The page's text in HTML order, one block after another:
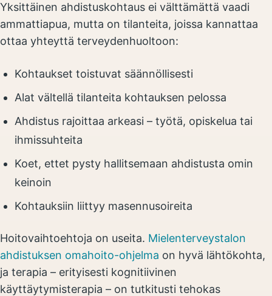
Yksittäinen ahdistuskohtaus ei välttämättä vaadi
ammattiapua, mutta on tilanteita, joissa kannattaa
ottaa yhteyttä terveydenhuoltoon:
Kohtaukset toistuvat säännöllisesti
Alat vältellä tilanteita kohtauksen pelossa
Ahdistus rajoittaa arkeasi – työtä, opiskelua tai
ihmissuhteita
Koet, ettet pysty hallitsemaan ahdistusta omin
keinoin
Kohtauksiin liittyy masennusoireita
Hoitovaihtoehtoja on useita. Mielenterveystalon
ahdistuksen omahoito-ohjelma on hyvä lähtökohta,
ja terapia – erityisesti kognitiivinen
käyttäytymisterapia – on tutkitusti tehokas